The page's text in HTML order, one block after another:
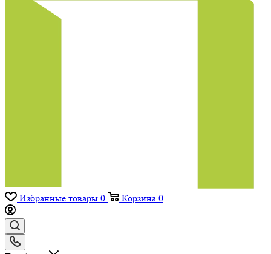
Избранные товары 0 Корзина 0